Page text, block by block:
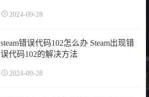
2024-09-28
steam错误代码102怎么办 Steam出现错
误代码102的解决方法
2024-09-28